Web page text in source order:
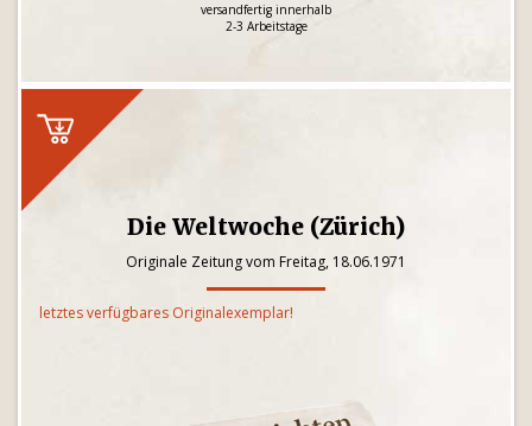
versandfertig innerhalb
2-3 Arbeitstage
Die Weltwoche (Zürich)
Originale Zeitung vom Freitag, 18.06.1971
letztes verfügbares Originalexemplar!